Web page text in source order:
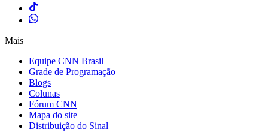
Mais
Equipe CNN Brasil
Grade de Programação
Blogs
Colunas
Fórum CNN
Mapa do site
Distribuição do Sinal